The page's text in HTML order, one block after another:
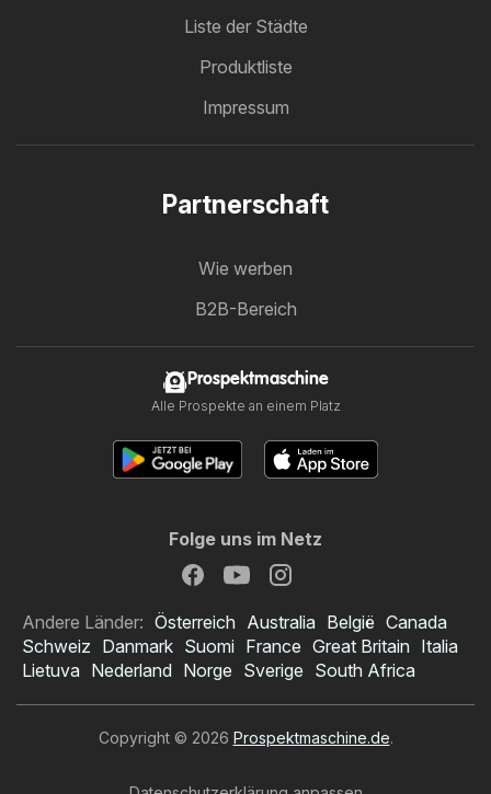
Liste der Städte
Produktliste
Impressum
Partnerschaft
Wie werben
B2B-Bereich
Prospektmaschine
Alle Prospekte an einem Platz
Folge uns im Netz
Andere Länder: Österreich Australia België Canada
Schweiz Danmark Suomi France Great Britain Italia
Lietuva Nederland Norge Sverige South Africa
Copyright © 2026 Prospektmaschine.de.